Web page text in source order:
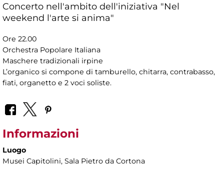
Concerto nell'ambito dell'iniziativa "Nel
weekend l'arte si anima"
Ore 22.00
Orchestra Popolare Italiana
Maschere tradizionali irpine
L’organico si compone di tamburello, chitarra, contrabasso,
fiati, organetto e 2 voci soliste.
Informazioni
Luogo
Musei Capitolini, Sala Pietro da Cortona